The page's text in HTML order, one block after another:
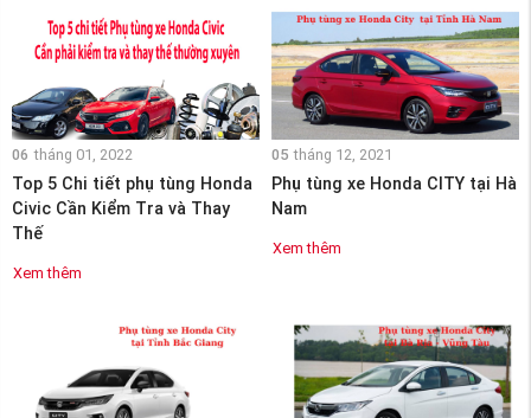
06 tháng 01, 2022
Top 5 Chi tiết phụ tùng Honda
Civic Cần Kiểm Tra và Thay
Thế
Xem thêm
05 tháng 12, 2021
Phụ tùng xe Honda CITY tại Hà
Nam
Xem thêm